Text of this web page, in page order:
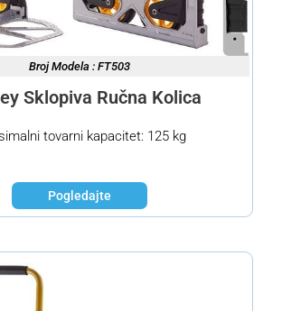
Broj Modela : FT503
Sklopiva Ručna Kolica
tovarni kapacitet: 125 kg
Pogledajte